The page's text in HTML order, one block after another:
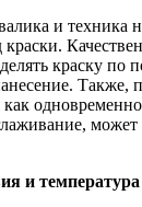
и техника
краски.
краску по
Также,
может
и температура